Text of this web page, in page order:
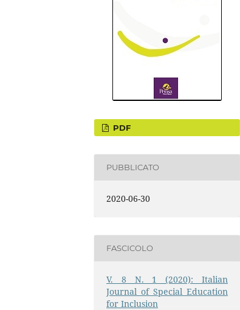
PDF
PUBBLICATO
2020-06-30
FASCICOLO
V. 8 N. 1 (2020): Italian
Journal of Special Education
for Inclusion